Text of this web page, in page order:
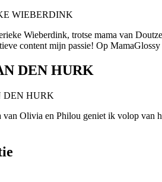
Wieberdink, trotse mama van
content mijn passie! Op
DEN HURK
van Olivia en Philou geniet ik volop van